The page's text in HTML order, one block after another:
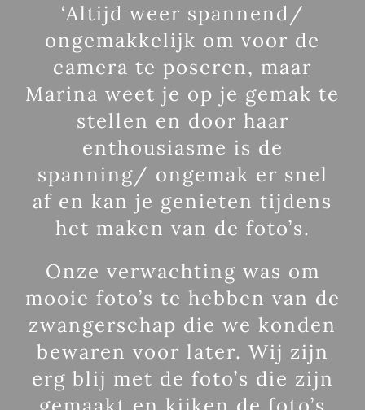
‘Altijd weer spannend/
ongemakkelijk om voor de
camera te poseren, maar
Marina weet je op je gemak te
stellen en door haar
enthousiasme is de
spanning/ ongemak er snel
af en kan je genieten tijdens
het maken van de foto’s.
Onze verwachting was om
mooie foto’s te hebben van de
zwangerschap die we konden
bewaren voor later. Wij zijn
erg blij met de foto’s die zijn